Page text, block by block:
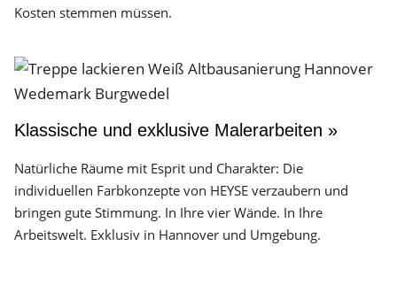
Kosten stemmen müssen.
Klassische und exklusive Malerarbeiten »
Natürliche Räume mit Esprit und Charakter: Die
individuellen Farbkonzepte von HEYSE verzaubern und
bringen gute Stimmung. In Ihre vier Wände. In Ihre
Arbeitswelt. Exklusiv in Hannover und Umgebung.